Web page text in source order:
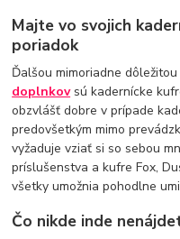
Majte vo svojich
poriadok
Ďalšou mimoriadne
doplnkovsú kadernícke
obzvlášť dobre v prípade
predovšetkým mimo
vyžaduje vziať si so sebou
príslušenstva a kufre Fox,
všetky umožnia pohodlne
Čo nikde inde